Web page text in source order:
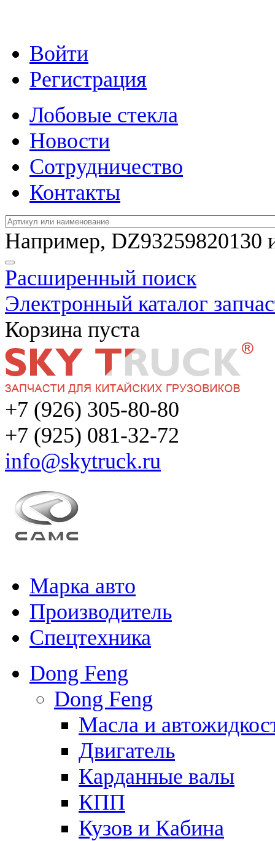
Войти
Регистрация
Лобовые стекла
Новости
Сотрудничество
Контакты
Например, DZ93259820130
Расширенный поиск
Электронный каталог
Корзина пуста
+7 (926) 305-80-80
+7 (925) 081-32-72
info@skytruck.ru
Марка авто
Производитель
Спецтехника
Dong Feng
Dong Feng
Масла и
Двигатель
Карданные валы
КПП
Кузов и Кабина